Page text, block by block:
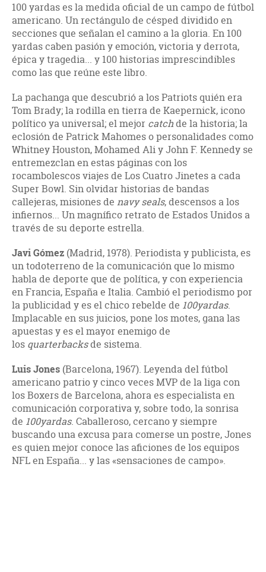
100 yardas es la medida oficial de un campo de fútbol
americano. Un rectángulo de césped dividido en
secciones que señalan el camino a la gloria. En 100
yardas caben pasión y emoción, victoria y derrota,
épica y tragedia... y 100 historias imprescindibles
como las que reúne este libro.
La pachanga que descubrió a los Patriots quién era
Tom Brady; la rodilla en tierra de Kaepernick, icono
político ya universal; el mejor catchde la historia; la
eclosión de Patrick Mahomes o personalidades como
Whitney Houston, Mohamed Ali y John F. Kennedy se
entremezclan en estas páginas con los
rocambolescos viajes de Los Cuatro Jinetes a cada
Super Bowl. Sin olvidar historias de bandas
callejeras, misiones de navy seals, descensos a los
infiernos... Un magnífico retrato de Estados Unidos a
través de su deporte estrella.
Javi Gómez (Madrid, 1978). Periodista y publicista, es
un todoterreno de la comunicación que lo mismo
habla de deporte que de política, y con experiencia
en Francia, España e Italia. Cambió el periodismo por
la publicidad y es el chico rebelde de 100yardas.
Implacable en sus juicios, pone los motes, gana las
apuestas y es el mayor enemigo de
los quarterbacksde sistema.
Luis Jones (Barcelona, 1967). Leyenda del fútbol
americano patrio y cinco veces MVP de la liga con
los Boxers de Barcelona, ahora es especialista en
comunicación corporativa y, sobre todo, la sonrisa
de 100yardas. Caballeroso, cercano y siempre
buscando una excusa para comerse un postre, Jones
es quien mejor conoce las aficiones de los equipos
NFL en España... y las «sensaciones de campo».